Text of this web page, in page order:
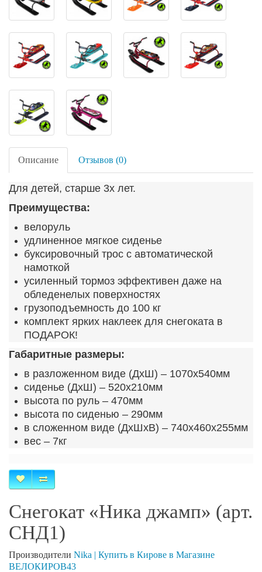
Описание Отзывов (0)
Для детей, старше 3х лет.
Преимущества:
велоруль
удлиненное мягкое сиденье
буксировочный трос с автоматической
намоткой
усиленный тормоз эффективен даже на
обледенелых поверхностях
грузоподъемность до 100 кг
комплект ярких наклеек для снегоката в
ПОДАРОК!
Габаритные размеры:
в разложенном виде (ДхШ) – 1070х540мм
сиденье (ДхШ) – 520х210мм
высота по руль – 470мм
высота по сиденью – 290мм
в сложенном виде (ДхШхВ) – 740х460х255мм
вес – 7кг
Снегокат «Ника джамп» (арт.
СНД1)
Производители Nika | Купить в Кирове в Магазине
ВЕЛОКИРОВ43